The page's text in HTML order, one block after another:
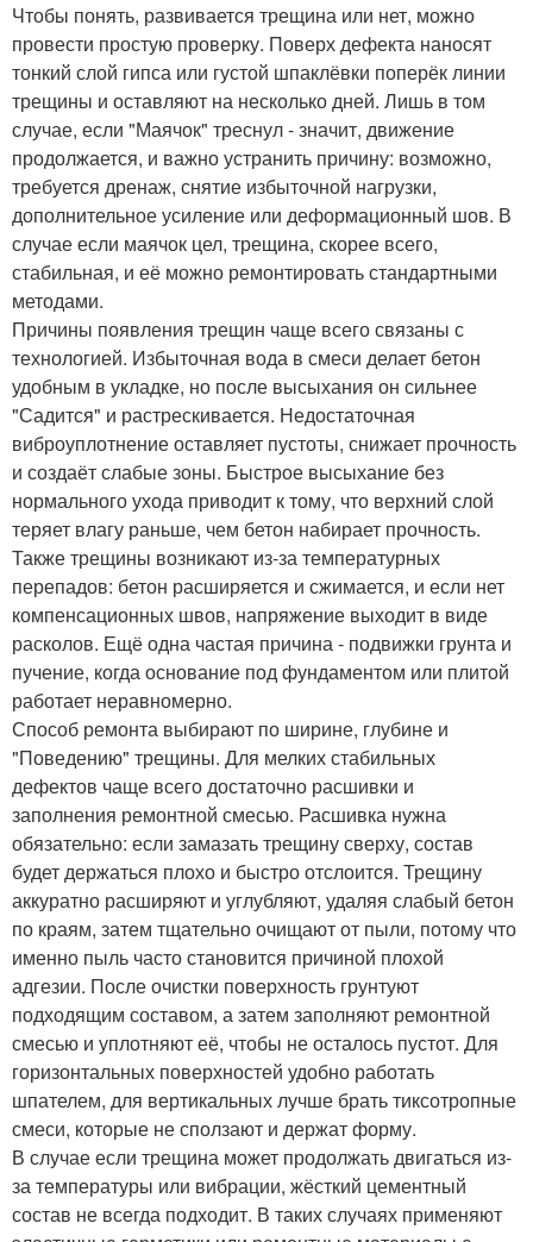
Чтобы понять, развивается трещина или нет, можно
провести простую проверку. Поверх дефекта наносят
тонкий слой гипса или густой шпаклёвки поперёк линии
трещины и оставляют на несколько дней. Лишь в том
случае, если "Маячок" треснул - значит, движение
продолжается, и важно устранить причину: возможно,
требуется дренаж, снятие избыточной нагрузки,
дополнительное усиление или деформационный шов. В
случае если маячок цел, трещина, скорее всего,
стабильная, и её можно ремонтировать стандартными
методами.
Причины появления трещин чаще всего связаны с
технологией. Избыточная вода в смеси делает бетон
удобным в укладке, но после высыхания он сильнее
"Садится" и растрескивается. Недостаточная
виброуплотнение оставляет пустоты, снижает прочность
и создаёт слабые зоны. Быстрое высыхание без
нормального ухода приводит к тому, что верхний слой
теряет влагу раньше, чем бетон набирает прочность.
Также трещины возникают из-за температурных
перепадов: бетон расширяется и сжимается, и если нет
компенсационных швов, напряжение выходит в виде
расколов. Ещё одна частая причина - подвижки грунта и
пучение, когда основание под фундаментом или плитой
работает неравномерно.
Способ ремонта выбирают по ширине, глубине и
"Поведению" трещины. Для мелких стабильных
дефектов чаще всего достаточно расшивки и
заполнения ремонтной смесью. Расшивка нужна
обязательно: если замазать трещину сверху, состав
будет держаться плохо и быстро отслоится. Трещину
аккуратно расширяют и углубляют, удаляя слабый бетон
по краям, затем тщательно очищают от пыли, потому что
именно пыль часто становится причиной плохой
адгезии. После очистки поверхность грунтуют
подходящим составом, а затем заполняют ремонтной
смесью и уплотняют её, чтобы не осталось пустот. Для
горизонтальных поверхностей удобно работать
шпателем, для вертикальных лучше брать тиксотропные
смеси, которые не сползают и держат форму.
В случае если трещина может продолжать двигаться из-
за температуры или вибрации, жёсткий цементный
состав не всегда подходит. В таких случаях применяют